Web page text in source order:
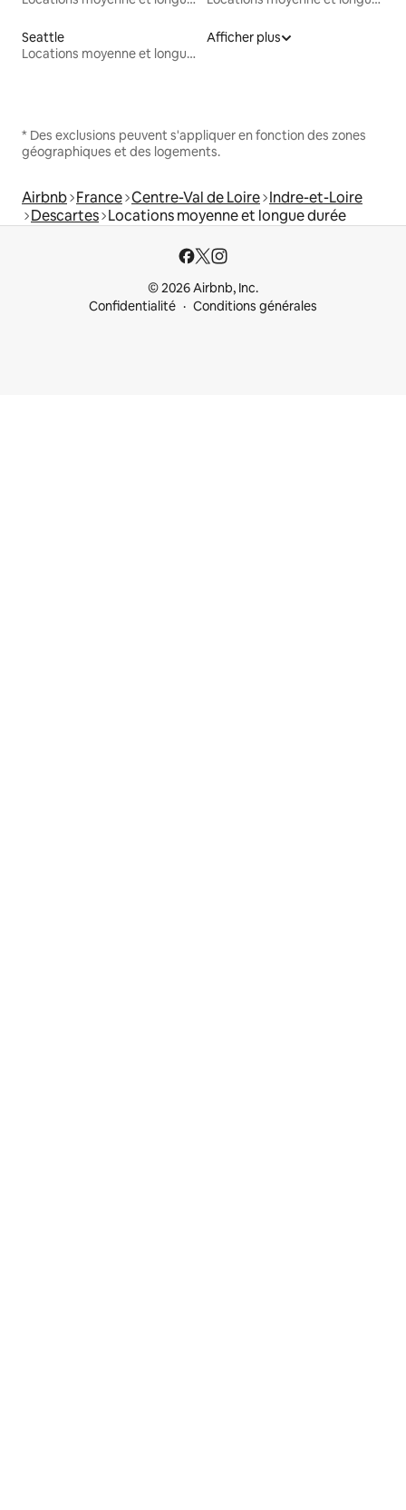
Seattle
Locations moyenne et longue durée
Afficher plus
* Des exclusions peuvent s'appliquer en fonction des zones
géographiques et des logements.
Airbnb France Centre-Val de Loire Indre-et-Loire
Descartes Locations moyenne et longue durée
© 2026 Airbnb, Inc.
Confidentialité
Conditions générales